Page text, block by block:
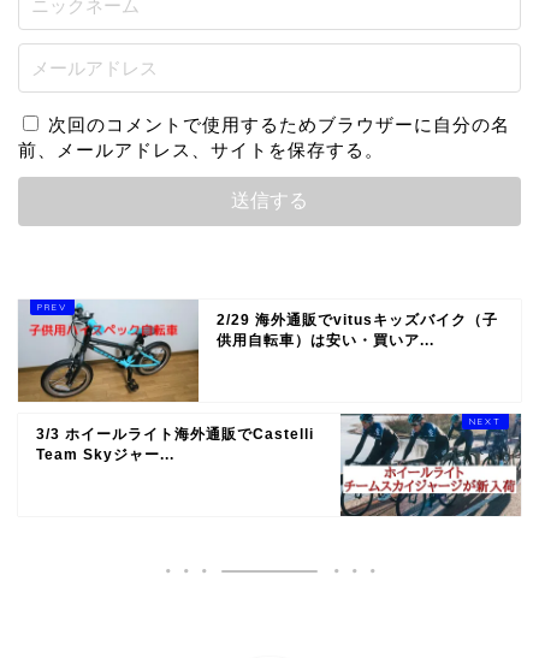
次回のコメントで使用するためブラウザーに自分の名
前、メールアドレス、サイトを保存する。
2/29 海外通販でvitusキッズバイク（子
供用自転車）は安い・買いア...
3/3 ホイールライト海外通販でCastelli
Team Skyジャー...